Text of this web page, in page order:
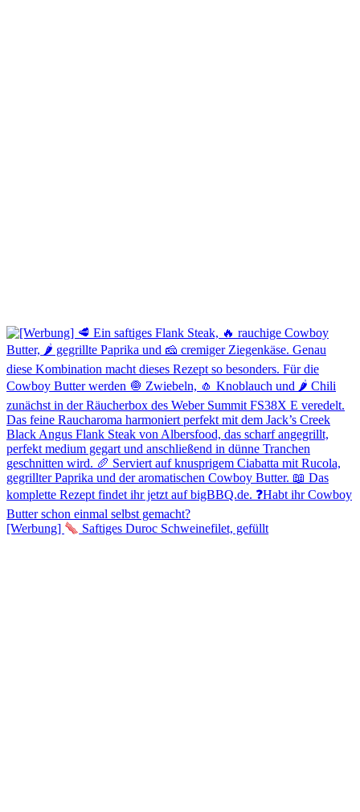
[Werbung] Saftiges Duroc Schweinefilet, gefüllt